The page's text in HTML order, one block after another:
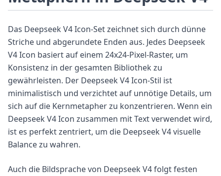
Das Deepseek V4 Icon-Set zeichnet sich durch dünne
Striche und abgerundete Enden aus. Jedes Deepseek
V4 Icon basiert auf einem 24x24-Pixel-Raster, um
Konsistenz in der gesamten Bibliothek zu
gewährleisten. Der Deepseek V4 Icon-Stil ist
minimalistisch und verzichtet auf unnötige Details, um
sich auf die Kernmetapher zu konzentrieren. Wenn ein
Deepseek V4 Icon zusammen mit Text verwendet wird,
ist es perfekt zentriert, um die Deepseek V4 visuelle
Balance zu wahren.
Auch die Bildsprache von Deepseek V4 folgt festen